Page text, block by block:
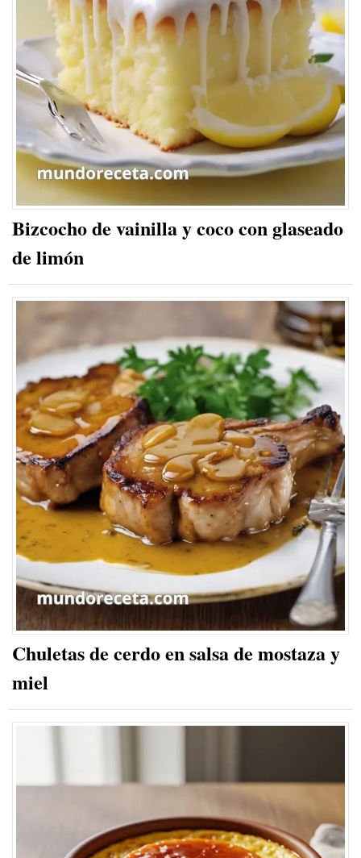
Bizcocho de vainilla y coco con glaseado
de limón
Chuletas de cerdo en salsa de mostaza y
miel